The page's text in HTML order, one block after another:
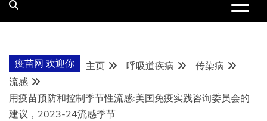
疫苗网 欢迎你 主页 呼吸道疾病
传染病
流感
用疫苗预防和控制季节性流感:美国免疫实践咨询委员会的
建议，2023-24流感季节